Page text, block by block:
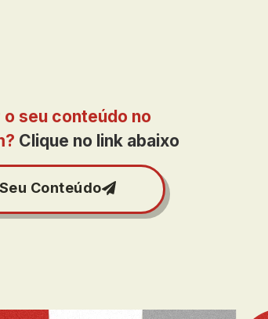
seu conteúdo no
Clique no link abaixo
Conteúdo